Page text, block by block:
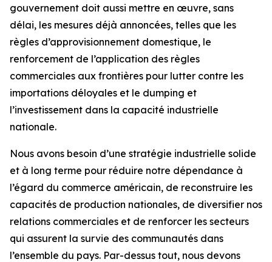
gouvernement doit aussi mettre en œuvre, sans
délai, les mesures déjà annoncées, telles que les
règles d’approvisionnement domestique, le
renforcement de l’application des règles
commerciales aux frontières pour lutter contre les
importations déloyales et le dumping et
l’investissement dans la capacité industrielle
nationale.
Nous avons besoin d’une stratégie industrielle solide
et à long terme pour réduire notre dépendance à
l’égard du commerce américain, de reconstruire les
capacités de production nationales, de diversifier nos
relations commerciales et de renforcer les secteurs
qui assurent la survie des communautés dans
l’ensemble du pays. Par-dessus tout, nous devons